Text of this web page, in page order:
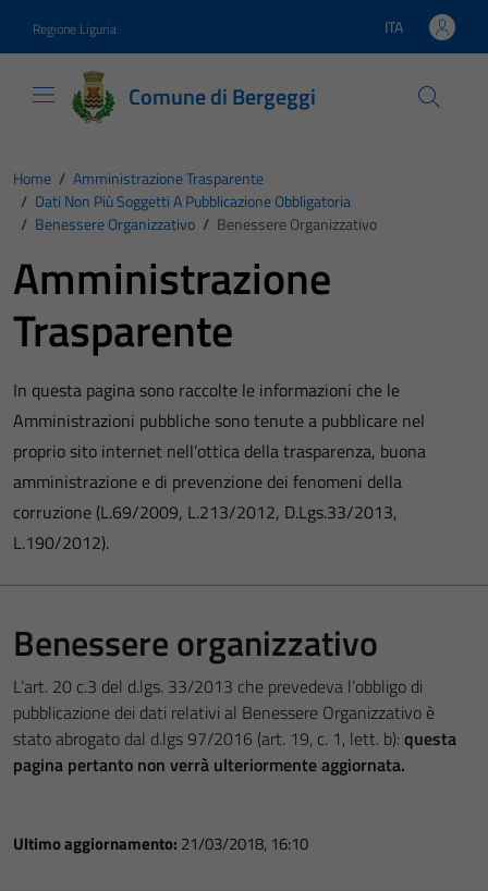
Regione Liguria Lingua attiva:
ITA
Comune di Bergeggi
Home / Amministrazione Trasparente
/ Dati Non Più Soggetti A Pubblicazione Obbligatoria
/ Benessere Organizzativo / Benessere Organizzativo
Amministrazione
Trasparente
In questa pagina sono raccolte le informazioni che le
Amministrazioni pubbliche sono tenute a pubblicare nel
proprio sito internet nell’ottica della trasparenza, buona
amministrazione e di prevenzione dei fenomeni della
corruzione (L.69/2009, L.213/2012, D.Lgs.33/2013,
L.190/2012).
Benessere organizzativo
L’art. 20 c.3 del d.lgs. 33/2013 che prevedeva l’obbligo di
pubblicazione dei dati relativi al Benessere Organizzativo è
stato abrogato dal d.lgs 97/2016 (art. 19, c. 1, lett. b): questa
pagina pertanto non verrà ulteriormente aggiornata.
Ultimo aggiornamento: 21/03/2018, 16:10